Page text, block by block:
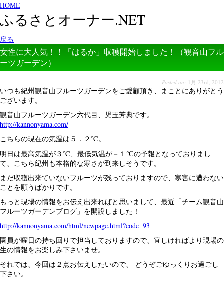
HOME
ふるさとオーナー.NET
戻る
女性に大人気！！「はるか」収穫開始しました！（観音山フル
ーツガーデン）
Posted on: 1月 23rd, 2012
いつも紀州観音山フルーツガーデンをご愛顧頂き、まことにありがとう
ございます。
観音山フルーツガーデン六代目、児玉芳典です。
http://kannonyama.com/
こちらの現在の気温は５．２℃。
明日は最高気温が３℃、最低気温が－１℃の予報となっておりまし
て、こちら紀州も本格的な寒さが到来しそうです。
まだ収穫出来ていないフルーツが残っておりますので、寒害に遭わない
ことを願うばかりです。
もっと現場の情報をお伝え出来ればと思いまして、最近「チーム観音山
フルーツガーデンブログ」を開設しました！
http://kannonyama.com/html/newpage.html?code=93
園員が曜日の持ち回りで担当しておりますので、宜しければより現場の
生の情報をお楽しみ下さいませ。
それでは、今回は２点お伝えしたいので、 どうぞごゆっくりお過ごし
下さい。